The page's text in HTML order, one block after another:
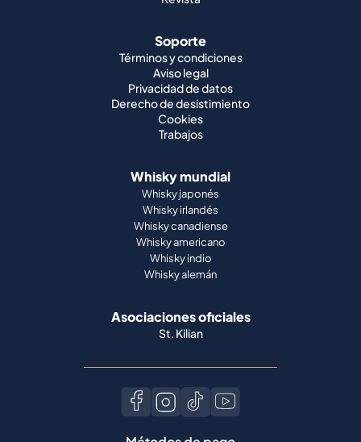
Soporte
Términos y condiciones
Aviso legal
Privacidad de datos
Derecho de desistimiento
Cookies
Trabajos
Whisky mundial
Whisky japonés
Whisky irlandés
Whisky canadiense
Whisky americano
Whisky indio
Whisky alemán
Asociaciones oficiales
St. Kilian